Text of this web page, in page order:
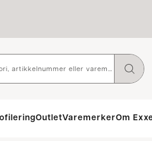
OutletVaremerkerOm